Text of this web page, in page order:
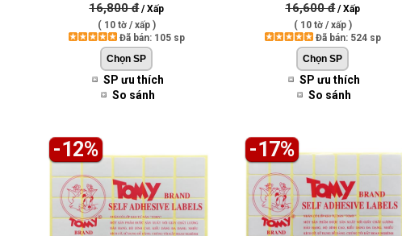
16,800 đ/ Xấp
( 10 tờ / xấp )
Đã bán: 105 sp
SP ưu thích
So sánh
16,600 đ/ Xấp
( 10 tờ / xấp )
Đã bán: 524 sp
SP ưu thích
So sánh
-12% -17%